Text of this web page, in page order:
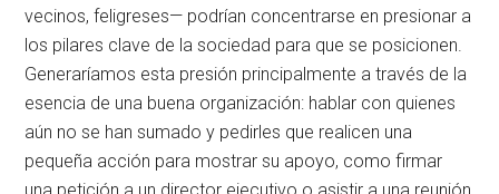
vecinos, feligreses— podrían concentrarse en presionar a
los pilares clave de la sociedad para que se posicionen.
Generaríamos esta presión principalmente a través de la
esencia de una buena organización: hablar con quienes
aún no se han sumado y pedirles que realicen una
pequeña acción para mostrar su apoyo, como firmar